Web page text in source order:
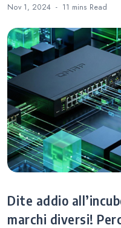
Nov 1, 2024 11 mins Read
Dite addio
marchi diversi!